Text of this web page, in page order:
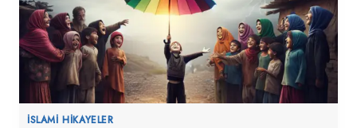
İSLAMI HIKAYELER